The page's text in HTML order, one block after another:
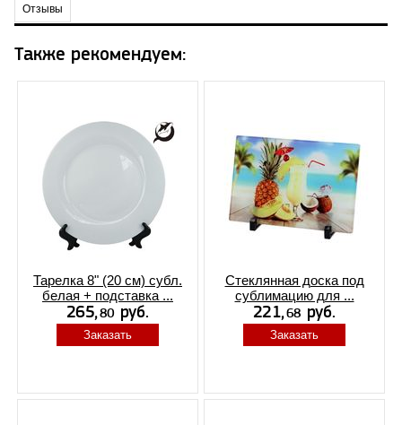
Отзывы
Также рекомендуем:
Тарелка 8" (20 см) субл.
белая + подставка ...
Заказать
Стеклянная доска под
сублимацию для ...
Заказать